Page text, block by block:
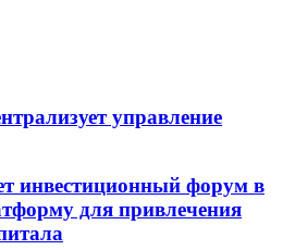
управление
инвестиционный форум в
для привлечения